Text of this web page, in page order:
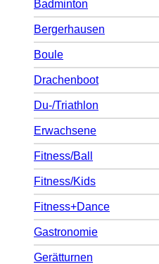
Badminton
Bergerhausen
Boule
Drachenboot
Du-/Triathlon
Erwachsene
Fitness/Ball
Fitness/Kids
Fitness+Dance
Gastronomie
Gerätturnen